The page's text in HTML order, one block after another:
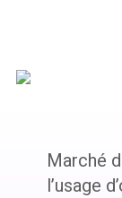
Marché
l’usage